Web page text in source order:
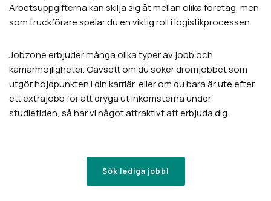
Arbetsuppgifterna kan skilja sig åt mellan olika företag, men
som truckförare spelar du en viktig roll i logistikprocessen.
Jobzone erbjuder många olika typer av jobb och
karriärmöjligheter. Oavsett om du söker drömjobbet som
utgör höjdpunkten i din karriär, eller om du bara är ute efter
ett extrajobb för att dryga ut inkomsterna under
studietiden, så har vi något attraktivt att erbjuda dig.
Sök lediga jobb!